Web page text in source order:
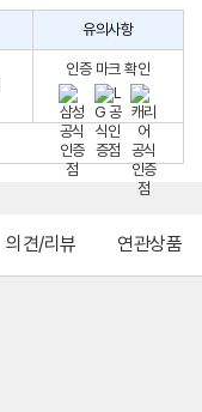
유의사항
인증 마크 확인
의견/리뷰 연관상품